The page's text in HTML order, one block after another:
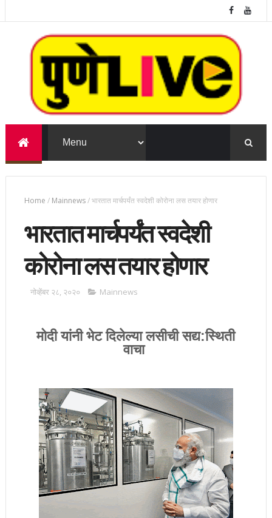
Home / Mainnews/भारतात मार्चपर्यंत स्वदेशी कोरोना लस तयार होणार
भारतात मार्चपर्यंत स्वदेशी
कोरोना लस तयार होणार
नोव्हेंबर २८, २०२० Mainnews
मोदी यांनी भेट दिलेल्या लसीची सद्य:स्थिती
वाचा